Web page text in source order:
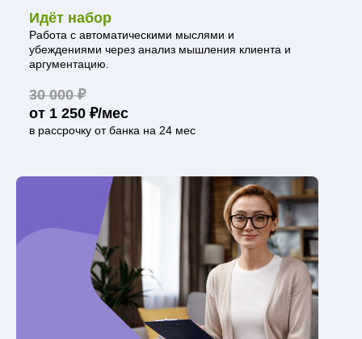
Идёт набор
Работа с автоматическими мыслями и
убеждениями через анализ мышления клиента и
аргументацию.
30 000 ₽
от 1 250 ₽/мес
в рассрочку от банка на 24 мес